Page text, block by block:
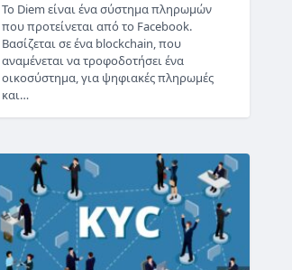
Το Diem είναι ένα σύστημα πληρωμών
που προτείνεται από το Facebook.
Βασίζεται σε ένα blockchain, που
αναμένεται να τροφοδοτήσει ένα
οικοσύστημα, για ψηφιακές πληρωμές
και…